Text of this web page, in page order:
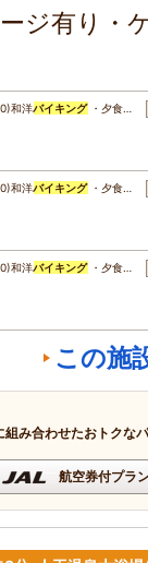
ジ有り・
和洋バイキング・夕食…
和洋バイキング・夕食…
和洋バイキング・夕食…
この施
み合わせたおトクな
航空券付プラ